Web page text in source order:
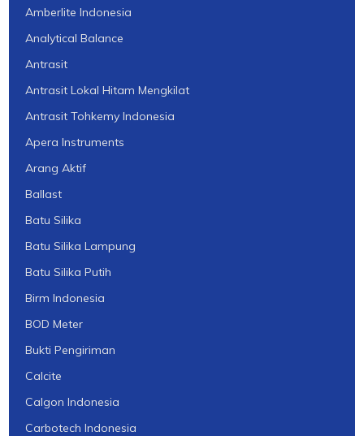
Amberlite Indonesia
Analytical Balance
Antrasit
Antrasit Lokal Hitam Mengkilat
Antrasit Tohkemy Indonesia
Apera Instruments
Arang Aktif
Ballast
Batu Silika
Batu Silika Lampung
Batu Silika Putih
Birm Indonesia
BOD Meter
Bukti Pengiriman
Calcite
Calgon Indonesia
Carbotech Indonesia